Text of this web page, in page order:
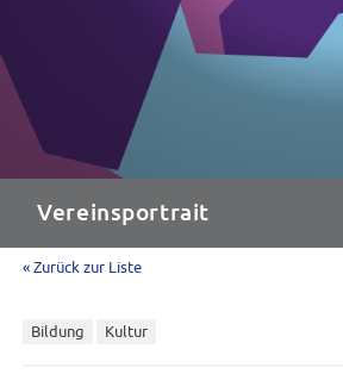
Vereinsportrait
« Zurück zur Liste
Bildung Kultur